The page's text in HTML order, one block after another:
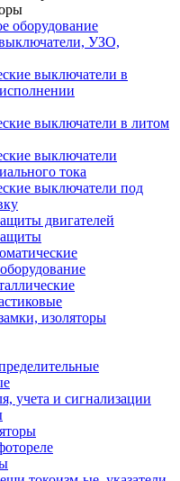
оборудование
УЗО,
выключатели в
выключатели в литом
выключатели
тока
выключатели под
двигателей
изоляторы
учета и сигнализации